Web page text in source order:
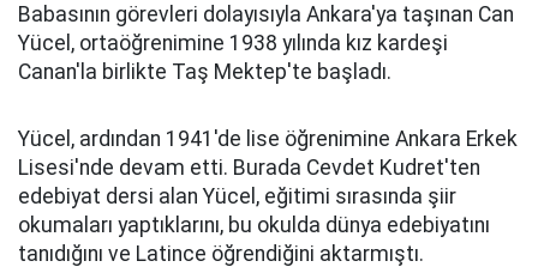
Babasının görevleri dolayısıyla Ankara'ya taşınan Can
Yücel, ortaöğrenimine 1938 yılında kız kardeşi
Canan'la birlikte Taş Mektep'te başladı.
Yücel, ardından 1941'de lise öğrenimine Ankara Erkek
Lisesi'nde devam etti. Burada Cevdet Kudret'ten
edebiyat dersi alan Yücel, eğitimi sırasında şiir
okumaları yaptıklarını, bu okulda dünya edebiyatını
tanıdığını ve Latince öğrendiğini aktarmıştı.